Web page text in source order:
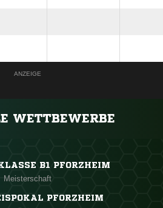
ANZEIGE
WETTBEWERBE
B1 PFORZHEIM
Meisterschaft
PFORZHEIM